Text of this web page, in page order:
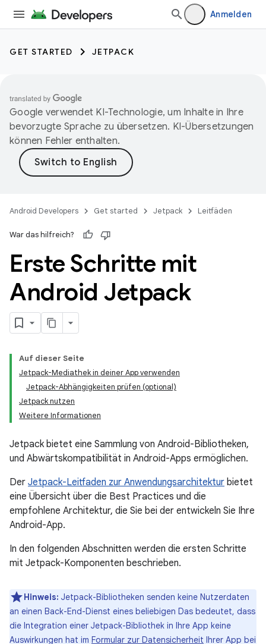
Anmelden
GET STARTED JETPACK
Google verwendet KI-Technologie, um Inhalte in Ihre
bevorzugte Sprache zu übersetzen. KI-Übersetzungen
können Fehler enthalten.
Android Developers Get started Jetpack Leitfäden
War das hilfreich?
Erste Schritte mit
Android Jetpack
Auf dieser Seite
Jetpack-Mediathek in deiner App verwenden
Jetpack-Abhängigkeiten prüfen (optional)
Jetpack nutzen
Weitere Informationen
Jetpack bietet eine Sammlung von Android-Bibliotheken,
und Abwärtskompatibilität in Android-Apps ermöglichen.
Der Jetpack-Leitfaden zur Anwendungsarchitektur bietet
eine Übersicht über die Best Practices und die
empfohlene Architektur, die Sie bei der entwickeln Sie Ihre
Android-App.
In den folgenden Abschnitten werden die ersten Schritte
mit Jetpack-Komponenten beschrieben.
Hinweis: Jetpack-Bibliotheken senden keine Nutzerdaten
an einen Back-End-Dienst eines beliebigen Das bedeutet, dass
die Integration einer Jetpack-Bibliothek in Ihre App keine
Auswirkungen hat im Formular zur Datensicherheit Ihrer App bei